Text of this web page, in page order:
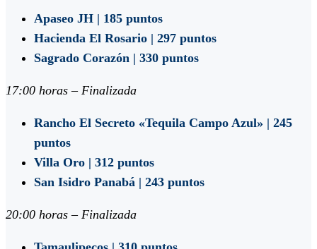
Apaseo JH | 185 puntos
Hacienda El Rosario | 297 puntos
Sagrado Corazón | 330 puntos
17:00 horas – Finalizada
Rancho El Secreto «Tequila Campo Azul» | 245
puntos
Villa Oro | 312 puntos
San Isidro Panabá | 243 puntos
20:00 horas – Finalizada